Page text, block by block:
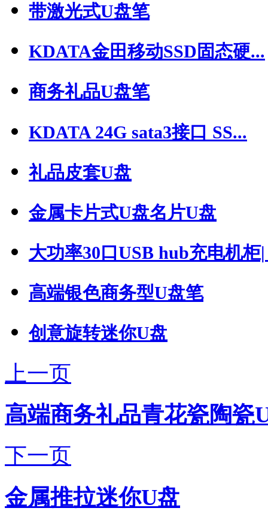
带激光式U盘笔
KDATA金田移动SSD固态硬...
商务礼品U盘笔
KDATA 24G sata3接口 SS...
礼品皮套U盘
金属卡片式U盘名片U盘
大功率30口USB hub充电机柜
高端银色商务型U盘笔
创意旋转迷你U盘
上一页
高端商务礼品青花瓷陶瓷
下一页
金属推拉迷你U盘